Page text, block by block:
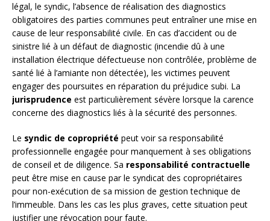
légal, le syndic, l’absence de réalisation des diagnostics
obligatoires des parties communes peut entraîner une mise en
cause de leur responsabilité civile. En cas d’accident ou de
sinistre lié à un défaut de diagnostic (incendie dû à une
installation électrique défectueuse non contrôlée, problème de
santé lié à l’amiante non détectée), les victimes peuvent
engager des poursuites en réparation du préjudice subi. La
jurisprudence est particulièrement sévère lorsque la carence
concerne des diagnostics liés à la sécurité des personnes.
Le syndic de copropriété peut voir sa responsabilité
professionnelle engagée pour manquement à ses obligations
de conseil et de diligence. Sa responsabilité contractuelle
peut être mise en cause par le syndicat des copropriétaires
pour non-exécution de sa mission de gestion technique de
l’immeuble. Dans les cas les plus graves, cette situation peut
justifier une révocation pour faute.